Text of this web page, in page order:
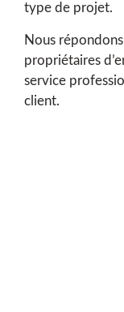
type de projet.
Nous
propriétaires
service
client.